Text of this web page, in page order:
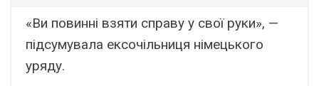
«Ви повинні взяти справу у свої руки», —
підсумувала ексочільниця німецького
уряду.